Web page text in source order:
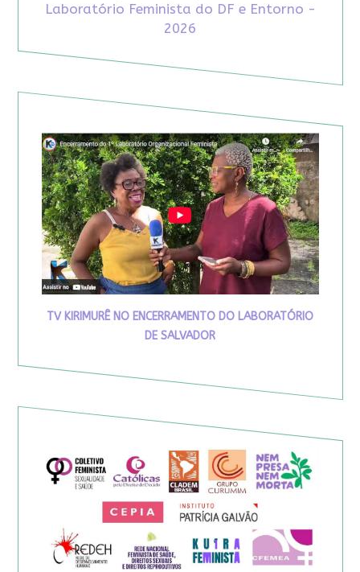
Laboratório Feminista do DF e Entorno -
2026
TV KIRIMURÊ NO ENCERRAMENTO DO LABORATÓRIO
DE SALVADOR